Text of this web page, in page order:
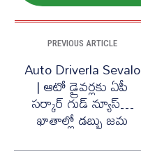
PREVIOUS ARTICLE
Auto Driverla Sevalo
| ఆటో డ్రైవర్లకు ఏపీ
సర్కార్ గుడ్ న్యూస్…
ఖాతాల్లో డబ్బు జమ